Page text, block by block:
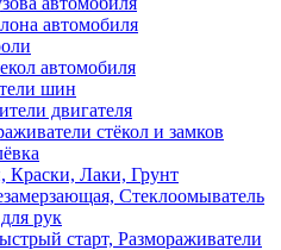
автомобиля
автомобиля
шин
двигателя
стёкол и замков
Краски, Лаки, Грунт
Стеклоомыватель
рук
старт, Размораживатели